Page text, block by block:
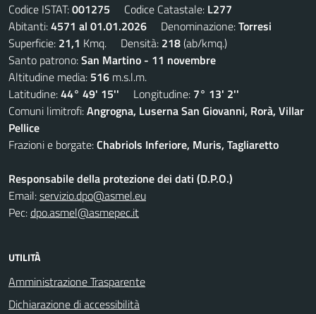
Codice ISTAT:001275 Codice Catastale: L277
Abitanti:4571 al 01.01.2026 Denominazione:Torresi
Superficie: 21,1 Kmq. Densità: 218(ab/kmq.)
Santo patrono:San Martino - 11 novembre
Altitudine media: 516 m.s.l.m.
Latitudine:44° 49' 15'' Longitudine: 7° 13' 2''
Comuni limitrofi:Angrogna, Luserna San Giovanni, Rorà, Villar
Pellice
Frazioni e borgate:Chabriols Inferiore, Muris, Tagliaretto
Responsabile della protezione dei dati (D.P.O.)
Email:servizio.dpo@asmel.eu
Pec:dpo.asmel@asmepec.it
UTILITÀ
Amministrazione Trasparente
Dichiarazione di accessibilità